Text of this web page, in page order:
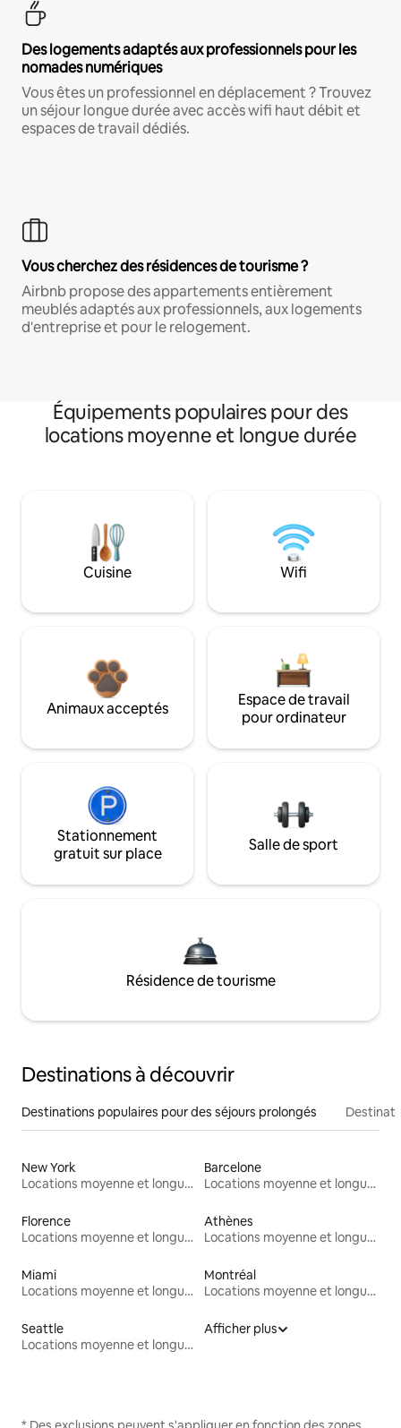
Des logements adaptés aux professionnels pour les
nomades numériques
Vous êtes un professionnel en déplacement ? Trouvez
un séjour longue durée avec accès wifi haut débit et
espaces de travail dédiés.
Vous cherchez des résidences de tourisme ?
Airbnb propose des appartements entièrement
meublés adaptés aux professionnels, aux logements
d'entreprise et pour le relogement.
Équipements populaires pour des
locations moyenne et longue durée
Cuisine Wifi
Animaux acceptés
Espace de travail
pour ordinateur
Stationnement
gratuit sur place
Salle de sport
Résidence de tourisme
Destinations à découvrir
Destinations populaires pour des séjours prolongés
New York
Locations moyenne et longue durée
Barcelone
Locations moyenne et longue durée
Florence
Locations moyenne et longue durée
Athènes
Locations moyenne et longue durée
Miami
Locations moyenne et longue durée
Montréal
Locations moyenne et longue durée
Seattle
Locations moyenne et longue durée
Afficher plus